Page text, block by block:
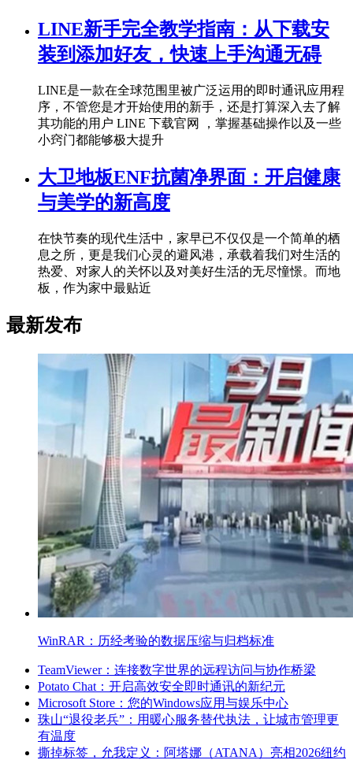
LINE新手完全教学指南：从下载安
装到添加好友，快速上手沟通无碍
LINE是一款在全球范围里被广泛运用的即时通讯应用程
序，不管您是才开始使用的新手，还是打算深入去了解
其功能的用户 LINE 下载官网 ，掌握基础操作以及一些
小窍门都能够极大提升
大卫地板ENF抗菌净界面：开启健康
与美学的新高度
在快节奏的现代生活中，家早已不仅仅是一个简单的栖
息之所，更是我们心灵的避风港，承载着我们对生活的
热爱、对家人的关怀以及对美好生活的无尽憧憬。而地
板，作为家中最贴近
最新发布
WinRAR：历经考验的数据压缩与归档标准
TeamViewer：连接数字世界的远程访问与协作桥梁
Potato Chat：开启高效安全即时通讯的新纪元
Microsoft Store：您的Windows应用与娱乐中心
珠山“退役老兵”：用暖心服务替代执法，让城市管理更
有温度
撕掉标签，允我定义：阿塔娜（ATANA）亮相2026纽约